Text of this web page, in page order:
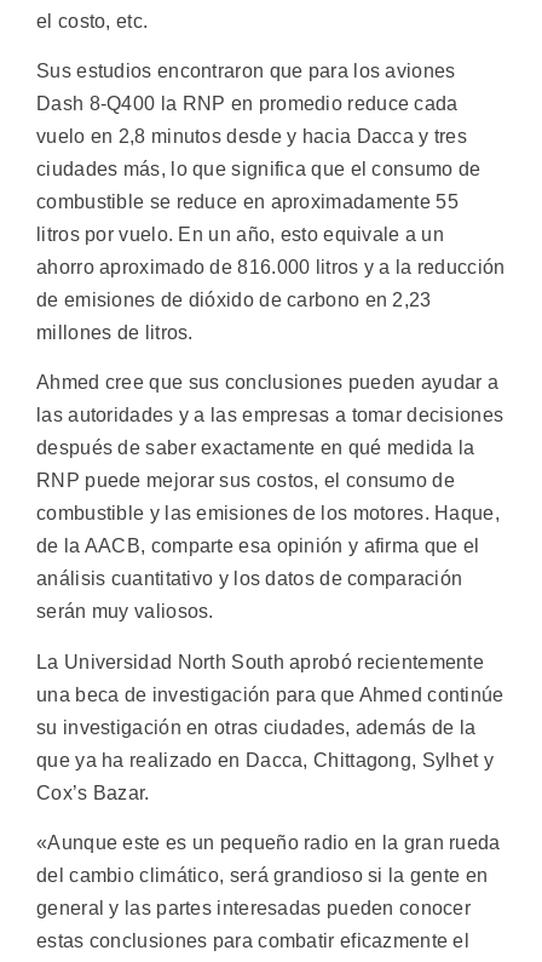
el costo, etc.
Sus estudios encontraron que para los aviones
Dash 8-Q400 la RNP en promedio reduce cada
vuelo en 2,8 minutos desde y hacia Dacca y tres
ciudades más, lo que significa que el consumo de
combustible se reduce en aproximadamente 55
litros por vuelo. En un año, esto equivale a un
ahorro aproximado de 816.000 litros y a la reducción
de emisiones de dióxido de carbono en 2,23
millones de litros.
Ahmed cree que sus conclusiones pueden ayudar a
las autoridades y a las empresas a tomar decisiones
después de saber exactamente en qué medida la
RNP puede mejorar sus costos, el consumo de
combustible y las emisiones de los motores. Haque,
de la AACB, comparte esa opinión y afirma que el
análisis cuantitativo y los datos de comparación
serán muy valiosos.
La Universidad North South aprobó recientemente
una beca de investigación para que Ahmed continúe
su investigación en otras ciudades, además de la
que ya ha realizado en Dacca, Chittagong, Sylhet y
Cox’s Bazar.
«Aunque este es un pequeño radio en la gran rueda
del cambio climático, será grandioso si la gente en
general y las partes interesadas pueden conocer
estas conclusiones para combatir eficazmente el